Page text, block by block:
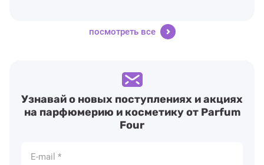
посмотреть все
Узнавай о новых поступлениях и акциях
на парфюмерию и косметику от Parfum
Four